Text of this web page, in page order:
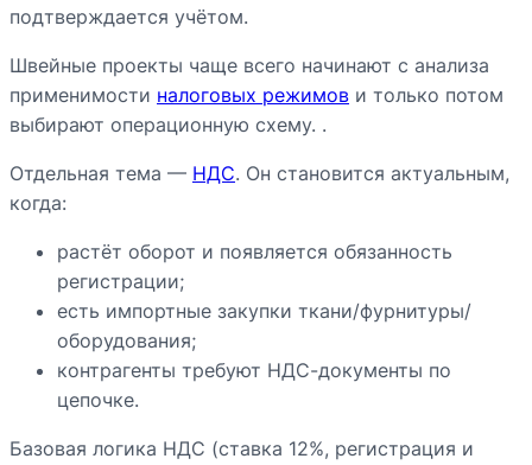
подтверждается учётом.
Швейные проекты чаще всего начинают с анализа
применимости налоговых режимов и только потом
выбирают операционную схему. .
Отдельная тема — НДС. Он становится актуальным,
когда:
растёт оборот и появляется обязанность
регистрации;
есть импортные закупки ткани/фурнитуры/
оборудования;
контрагенты требуют НДС-документы по
цепочке.
Базовая логика НДС (ставка 12%, регистрация и